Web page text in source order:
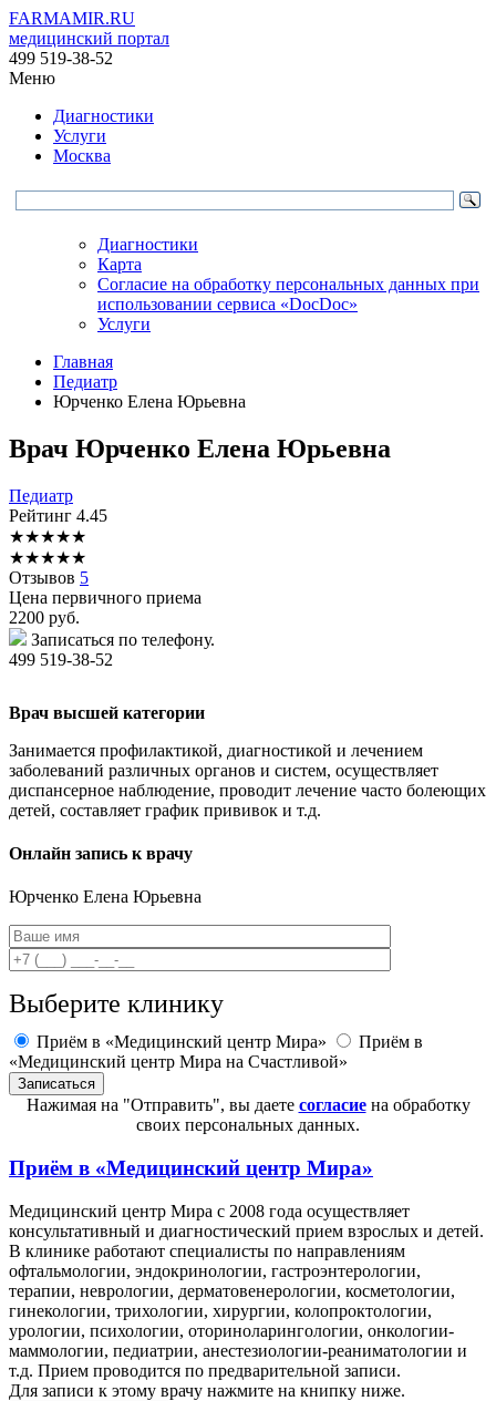
FARMAMIR.RU
медицинский портал
499 519-38-52
Меню
Диагностики
Услуги
Москва
Диагностики
Карта
Согласие на обработку персональных данных при
использовании сервиса «DocDoc»
Услуги
Главная
Педиатр
Юрченко Елена Юрьевна
Врач Юрченко Елена Юрьевна
Педиатр
Рейтинг 4.45
★★★★★
★★★★★
Отзывов 5
Цена первичного приема
2200 руб.
Записаться по телефону.
499 519-38-52
Врач высшей категории
Занимается профилактикой, диагностикой и лечением
заболеваний различных органов и систем, осуществляет
диспансерное наблюдение, проводит лечение часто болеющих
детей, составляет график прививок и т.д.
Онлайн запись к врачу
Юрченко Елена Юрьевна
Выберите клинику
Приём в «Медицинский центр Мира»
Приём в
«Медицинский центр Мира на Счастливой»
Нажимая на "Отправить", вы даете согласиена обработку
своих персональных данных.
Приём в «Медицинский центр Мира»
Медицинский центр Мира с 2008 года осуществляет
консультативный и диагностический прием взрослых и детей.
В клинике работают специалисты по направлениям
офтальмологии, эндокринологии, гастроэнтерологии,
терапии, неврологии, дерматовенерологии, косметологии,
гинекологии, трихологии, хирургии, колопроктологии,
урологии, психологии, оториноларингологии, онкологии-
маммологии, педиатрии, анестезиологии-реаниматологии и
т.д. Прием проводится по предварительной записи.
Для записи к этому врачу нажмите на книпку ниже.